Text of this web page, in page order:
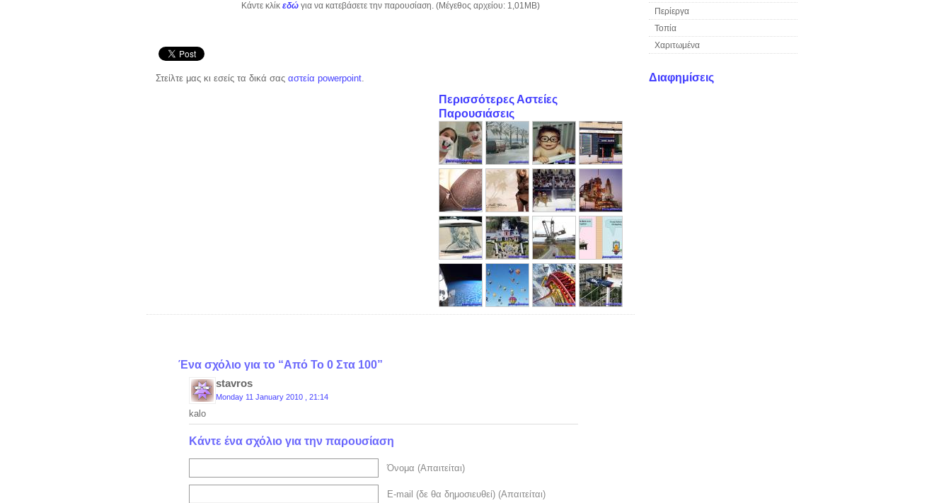
Κάντε κλίκ εδώ για να κατεβάσετε την παρουσίαση. (Μέγεθος αρχείου: 1,01MB)
Στείλτε μας κι εσείς τα δικά σας αστεία powerpoint.
Περισσότερες Αστείες
Παρουσιάσεις
Ένα σχόλιο για το “Από Το 0 Στα 100”
stavros
Monday 11 January 2010 , 21:14
kalo
Κάντε ένα σχόλιο για την παρουσίαση
Όνομα (Απαιτείται)
E-mail (δε θα δημοσιευθεί) (Απαιτείται)
Περίεργα
Τοπία
Χαριτωμένα
Διαφημίσεις